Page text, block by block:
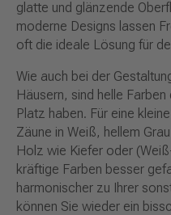
glatte und glänzende
moderne Designs lassen
oft die ideale Lösung für
Wie auch bei der
Häusern, sind helle
Platz haben. Für eine
Zäune in Weiß, hellem
Holz wie Kiefer oder
kräftige Farben besser
harmonischer zu Ihrer
können Sie wieder ein